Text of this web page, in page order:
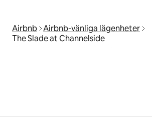
Airbnb Airbnb-vänliga lägenheter
The Slade at Channelside